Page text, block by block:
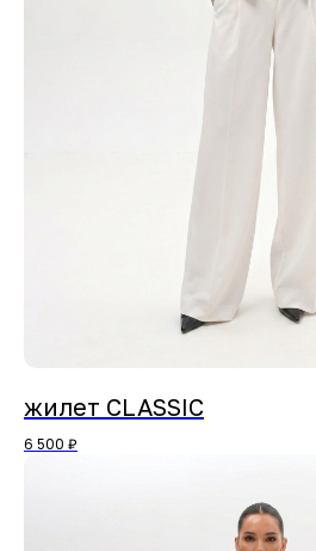
жилет CLASSIC
6 500 ₽